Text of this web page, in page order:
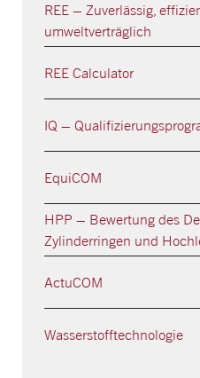
REE – Zuverlässig,
umweltverträglich
REE Calculator
IQ –
EquiCOM
HPP – Bewertung des
Zylinderringen und
ActuCOM
Wasserstofftechnologie